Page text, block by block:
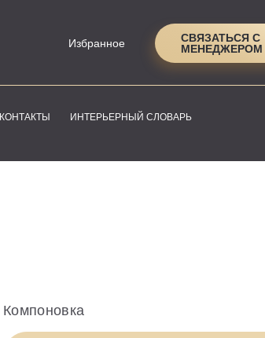
Избранное
СВЯЗАТЬСЯ С
МЕНЕДЖЕРОМ
КОНТАКТЫ ИНТЕРЬЕРНЫЙ СЛОВАРЬ
Компоновка